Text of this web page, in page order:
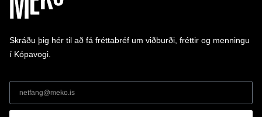
Skráðu þig hér til að fá fréttabréf um viðburði, fréttir og menningu
í Kópavogi.